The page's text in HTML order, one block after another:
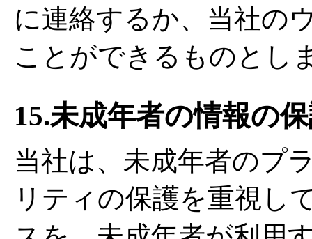
に連絡するか、当社の
ことができるものとし
15.未成年者の情報の
当社は、未成年者のプ
リティの保護を重視し